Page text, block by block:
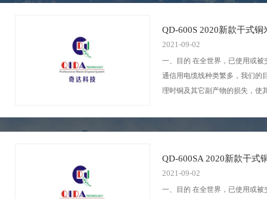
QD-600S 2020新款干式
2021-09-02
一、目的 在全世界，已使用或被
通信用电缆线种类繁多，我们的
理时铜及其它副产物的损失，使
QD-600SA 2020新款干式
2021-09-02
一、目的 在全世界，已使用或被